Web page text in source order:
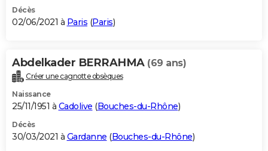
Décès
02/06/2021 à Paris (Paris)
Abdelkader BERRAHMA (69 ans)
Créer une cagnotte obsèques
Naissance
25/11/1951 à Cadolive (Bouches-du-Rhône)
Décès
30/03/2021 à Gardanne (Bouches-du-Rhône)